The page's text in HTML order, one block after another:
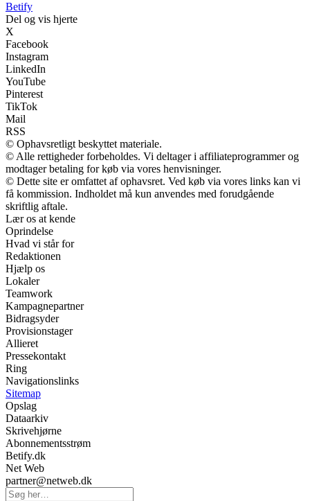
Betify
Del og vis hjerte
X
Facebook
Instagram
LinkedIn
YouTube
Pinterest
TikTok
Mail
RSS
© Ophavsretligt beskyttet materiale.
© Alle rettigheder forbeholdes. Vi deltager i affiliateprogrammer og
modtager betaling for køb via vores henvisninger.
© Dette site er omfattet af ophavsret. Ved køb via vores links kan vi
få kommission. Indholdet må kun anvendes med forudgående
skriftlig aftale.
Lær os at kende
Oprindelse
Hvad vi står for
Redaktionen
Hjælp os
Lokaler
Teamwork
Kampagnepartner
Bidragsyder
Provisionstager
Allieret
Pressekontakt
Ring
Navigationslinks
Sitemap
Opslag
Dataarkiv
Skrivehjørne
Abonnementsstrøm
Betify.dk
Net Web
partner@netweb.dk